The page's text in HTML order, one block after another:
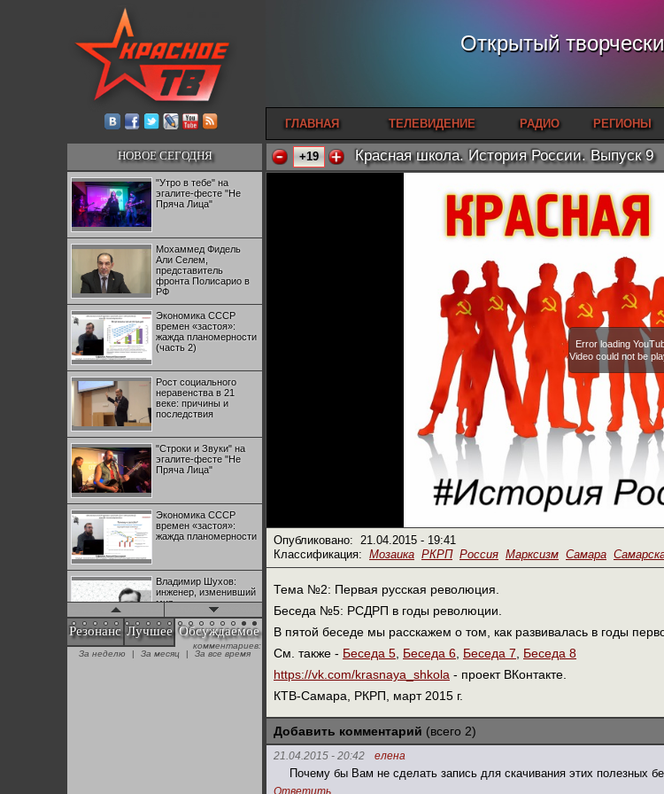
Открытый
ГЛАВНАЯ ТЕЛЕВИДЕНИЕ РАДИО РЕГИОНЫ
НОВОЕ СЕГОДНЯ
"Утро в тебе" на
эгалите-фесте "Не
Пряча Лица"
Мохаммед Фидель
Али Селем,
представитель
фронта Полисарио в
РФ
Экономика СССР
времен «застоя»:
жажда планомерности
(часть 2)
Рост социального
неравенства в 21
веке: причины и
последствия
"Строки и Звуки" на
эгалите-фесте "Не
Пряча Лица"
Экономика СССР
времен «застоя»:
жажда планомерности
Владимир Шухов:
инженер, изменивший
мир
"Аркадий Коц" на
эгалите-фесте "Не
Резонанс Лучшее Обсуждаемое
комментариев:
За неделю
| За месяц | За все время
+19 Красная школа. История России. Выпуск 9
Error loading
Video could not be
Опубликовано: 21.04.2015 - 19:41
Классификация: Мозаика РКРП Россия Марксизм Самара
Тема №2: Первая русская революция.
Беседа №5: РСДРП в годы революции.
В пятой беседе мы расскажем о том, как развивалась в годы
См. также - Беседа 5 Беседа 6 Беседа 7
Беседа 8
https://vk.com/krasnaya_shkola - проект ВКонтакте.
КТВ-Самара, РКРП, март 2015 г.
Добавить комментарий (всего 2)
21.04.2015 - 20:42 елена
Почему бы Вам не сделать запись для скачивания этих полезных
Ответить